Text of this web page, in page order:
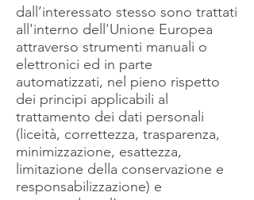
dall’interessato stesso sono trattati
all'interno dell'Unione Europea
attraverso strumenti manuali o
elettronici ed in parte
automatizzati, nel pieno rispetto
dei principi applicabili al
trattamento dei dati personali
(liceità, correttezza, trasparenza,
minimizzazione, esattezza,
limitazione della conservazione e
responsabilizzazione) e